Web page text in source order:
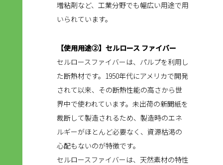
増粘剤など、工業分野でも幅広い用途で用
いられています。
【使用用途②】セルロース ファイバー
セルロースファイバーは、パルプを利用し
た断熱材です。1950年代にアメリカで開発
されて以来、その断熱性能の高さから世
界中で使われています。未出荷の新聞紙を
裁断して製造されるため、製造時のエネ
ルギーがほとんど必要なく、資源枯渇の
心配もないのが特徴です。
セルロースファイバーは、天然素材の特性